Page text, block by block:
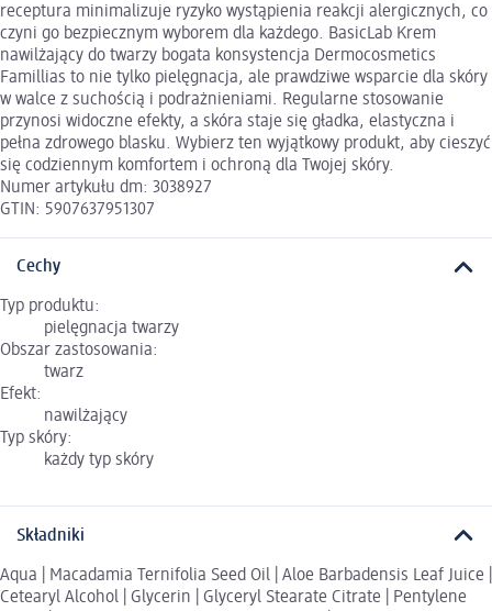
receptura minimalizuje ryzyko wystąpienia reakcji alergicznych, co
czyni go bezpiecznym wyborem dla każdego. BasicLab Krem
nawilżający do twarzy bogata konsystencja Dermocosmetics
Famillias to nie tylko pielęgnacja, ale prawdziwe wsparcie dla skóry
w walce z suchością i podrażnieniami. Regularne stosowanie
przynosi widoczne efekty, a skóra staje się gładka, elastyczna i
pełna zdrowego blasku. Wybierz ten wyjątkowy produkt, aby cieszyć
się codziennym komfortem i ochroną dla Twojej skóry.
Numer artykułu dm: 3038927
GTIN: 5907637951307
Cechy
Typ produktu:
pielęgnacja twarzy
Obszar zastosowania:
twarz
Efekt:
nawilżający
Typ skóry:
każdy typ skóry
Składniki
Aqua | Macadamia Ternifolia Seed Oil | Aloe Barbadensis Leaf Juice |
Cetearyl Alcohol | Glycerin | Glyceryl Stearate Citrate | Pentylene